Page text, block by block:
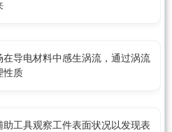
导电材料中感生涡流，通过涡流
性质
助工具观察工件表面状况以发现表